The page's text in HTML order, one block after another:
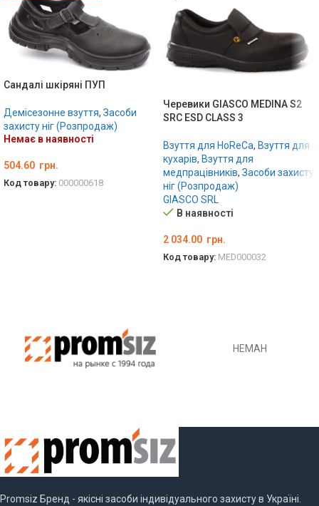
Сандалі шкіряні ПУП
Демісезонне взуття, Засоби
захисту ніг (Розпродаж)
Немає в наявності
504.60 грн.
Код товару: 000000618
Черевики GIASCO MEDINA S2
SRC ESD CLASS 3
Взуття для HoReCa, Взуття для
кухарів, Взуття для
медпрацівників, Засоби захисту
ніг (Розпродаж)
GIASCO SRL
В наявності
2 034.00 грн.
Код товару: MED000032
НЕМАН
Promsiz Бренд - якісні засоби індивідуального захисту в Україні.